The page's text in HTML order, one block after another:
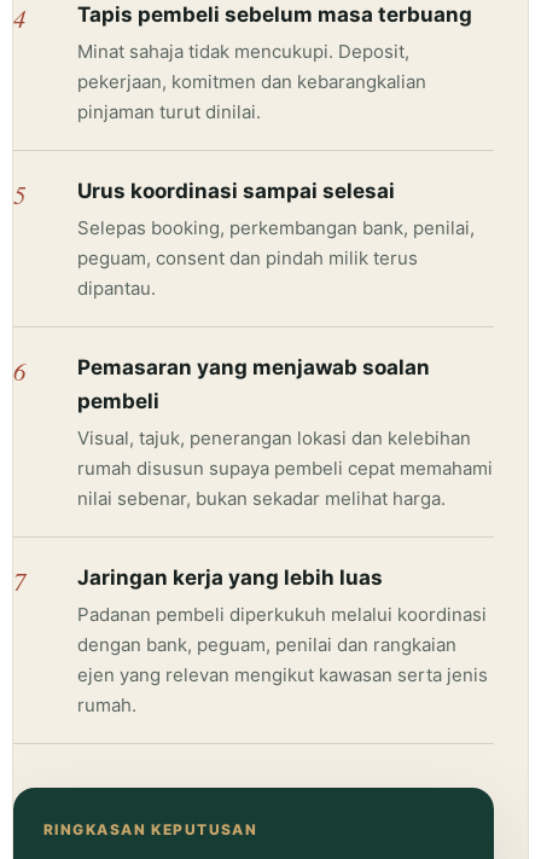
4 Tapis pembeli sebelum masa terbuang
Minat sahaja tidak mencukupi. Deposit,
pekerjaan, komitmen dan kebarangkalian
pinjaman turut dinilai.
5 Urus koordinasi sampai selesai
Selepas booking, perkembangan bank, penilai,
peguam, consent dan pindah milik terus
dipantau.
6
Pemasaran yang menjawab soalan
pembeli
Visual, tajuk, penerangan lokasi dan kelebihan
rumah disusun supaya pembeli cepat memahami
nilai sebenar, bukan sekadar melihat harga.
7 Jaringan kerja yang lebih luas
Padanan pembeli diperkukuh melalui koordinasi
dengan bank, peguam, penilai dan rangkaian
ejen yang relevan mengikut kawasan serta jenis
rumah.
RINGKASAN KEPUTUSAN